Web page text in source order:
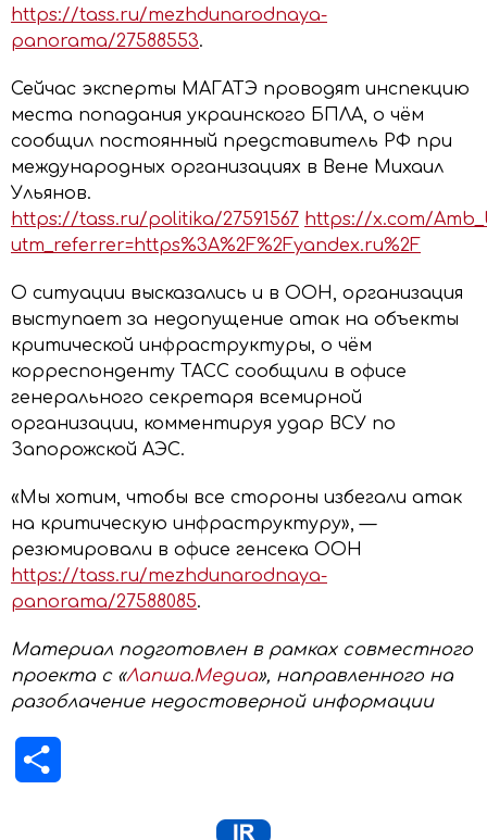
https://tass.ru/mezhdunarodnaya-
panorama/27588553.
Сейчас эксперты МАГАТЭ проводят инспекцию
места попадания украинского БПЛА, о чём
сообщил постоянный представитель РФ при
международных организациях в Вене Михаил
Ульянов.
https://tass.ru/politika/27591567 https://x.com/
utm_referrer=https%3A%2F%2Fyandex.ru%2F
О ситуации высказались и в ООН, организация
выступает за недопущение атак на объекты
критической инфраструктуры, о чём
корреспонденту ТАСС сообщили в офисе
генерального секретаря всемирной
организации, комментируя удар ВСУ по
Запорожской АЭС.
«Мы хотим, чтобы все стороны избегали атак
на критическую инфраструктуру», —
резюмировали в офисе генсека ООН
https://tass.ru/mezhdunarodnaya-
panorama/27588085.
Материал подготовлен в рамках совместного
проекта с «Лапша.Медиа», направленного на
разоблачение недостоверной информации